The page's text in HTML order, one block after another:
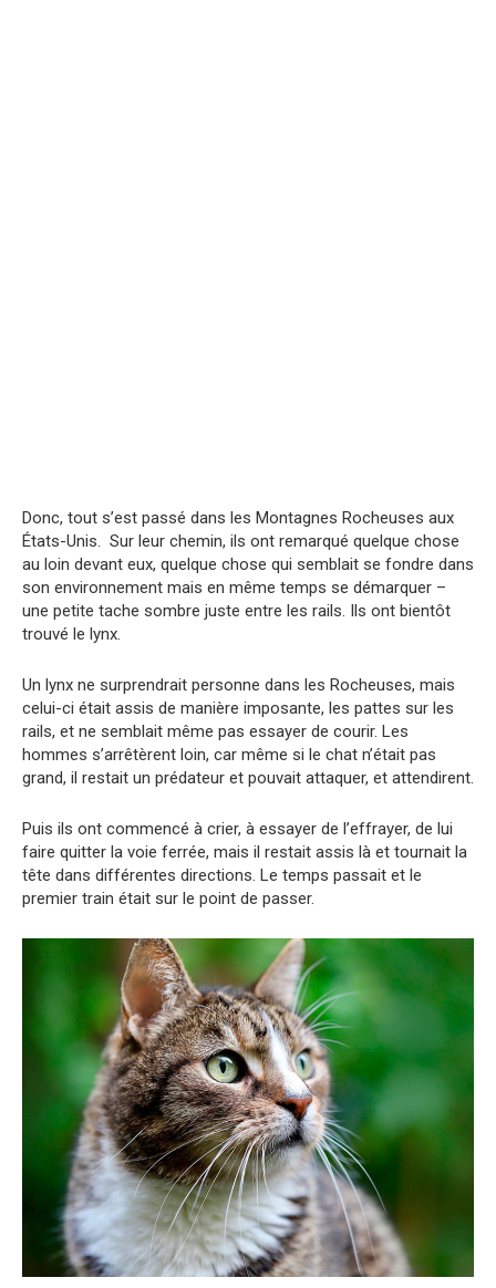
Donc, tout s’est passé dans les Montagnes Rocheuses aux
États-Unis. Sur leur chemin, ils ont remarqué quelque chose
au loin devant eux, quelque chose qui semblait se fondre dans
son environnement mais en même temps se démarquer –
une petite tache sombre juste entre les rails. Ils ont bientôt
trouvé le lynx.
Un lynx ne surprendrait personne dans les Rocheuses, mais
celui-ci était assis de manière imposante, les pattes sur les
rails, et ne semblait même pas essayer de courir. Les
hommes s’arrêtèrent loin, car même si le chat n’était pas
grand, il restait un prédateur et pouvait attaquer, et attendirent.
Puis ils ont commencé à crier, à essayer de l’effrayer, de lui
faire quitter la voie ferrée, mais il restait assis là et tournait la
tête dans différentes directions. Le temps passait et le
premier train était sur le point de passer.